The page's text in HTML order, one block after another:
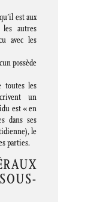
est aux
les autres
avec les
possède
toutes les
un
est « en
dans ses
le
parties.